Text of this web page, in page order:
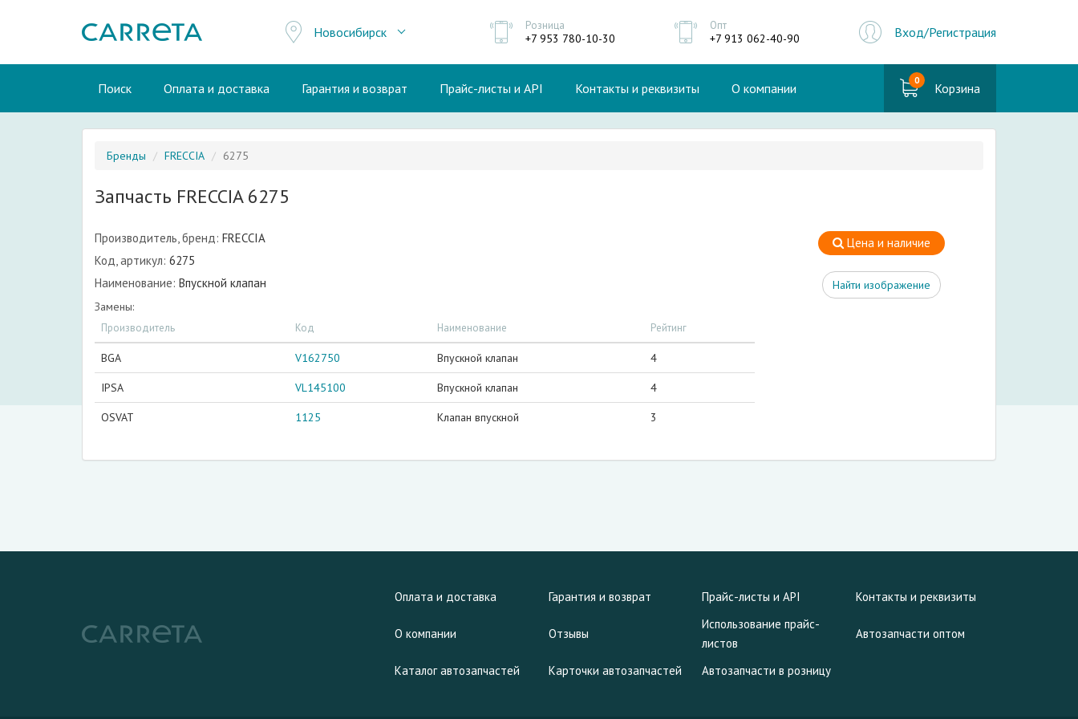
Новосибирск Розница
+7 953 780-10-30
Опт
+7 913 062-40-90 Вход/Регистрация
Поиск Оплата и доставка Гарантия и возврат Прайс-листы и API Контакты и реквизиты О компании 0 Корзина
Бренды FRECCIA 6275
Запчасть FRECCIA 6275
Производитель, бренд: FRECCIA
Код, артикул: 6275
Наименование: Впускной клапан
Замены:
Производитель Код Наименование Рейтинг
BGA V162750 Впускной клапан 4
IPSA VL145100 Впускной клапан 4
OSVAT 1125 Клапан впускной 3
Цена и наличие
Найти изображение
Оплата и доставка Гарантия и возврат Прайс-листы и API Контакты и реквизиты
О компании Отзывы
Использование прайс-
листов
Автозапчасти оптом
Каталог автозапчастей Карточки автозапчастей Автозапчасти в розницу